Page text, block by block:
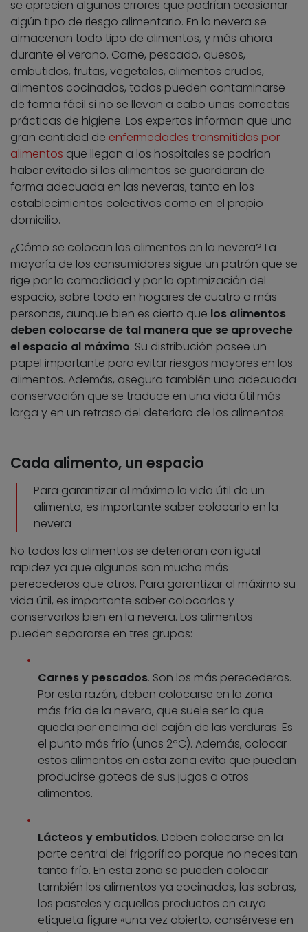
se aprecien algunos errores que podrían ocasionar
algún tipo de riesgo alimentario. En la nevera se
almacenan todo tipo de alimentos, y más ahora
durante el verano. Carne, pescado, quesos,
embutidos, frutas, vegetales, alimentos crudos,
alimentos cocinados, todos pueden contaminarse
de forma fácil si no se llevan a cabo unas correctas
prácticas de higiene. Los expertos informan que una
gran cantidad de enfermedades transmitidas por
alimentos que llegan a los hospitales se podrían
haber evitado si los alimentos se guardaran de
forma adecuada en las neveras, tanto en los
establecimientos colectivos como en el propio
domicilio.
¿Cómo se colocan los alimentos en la nevera? La
mayoría de los consumidores sigue un patrón que se
rige por la comodidad y por la optimización del
espacio, sobre todo en hogares de cuatro o más
personas, aunque bien es cierto que los alimentos
deben colocarse de tal manera que se aproveche
el espacio al máximo. Su distribución posee un
papel importante para evitar riesgos mayores en los
alimentos. Además, asegura también una adecuada
conservación que se traduce en una vida útil más
larga y en un retraso del deterioro de los alimentos.
Cada alimento, un espacio
Para garantizar al máximo la vida útil de un
alimento, es importante saber colocarlo en la
nevera
No todos los alimentos se deterioran con igual
rapidez ya que algunos son mucho más
perecederos que otros. Para garantizar al máximo su
vida útil, es importante saber colocarlos y
conservarlos bien en la nevera. Los alimentos
pueden separarse en tres grupos:
Carnes y pescados. Son los más perecederos.
Por esta razón, deben colocarse en la zona
más fría de la nevera, que suele ser la que
queda por encima del cajón de las verduras. Es
el punto más frío (unos 2ºC). Además, colocar
estos alimentos en esta zona evita que puedan
producirse goteos de sus jugos a otros
alimentos.
Lácteos y embutidos. Deben colocarse en la
parte central del frigorífico porque no necesitan
tanto frío. En esta zona se pueden colocar
también los alimentos ya cocinados, las sobras,
los pasteles y aquellos productos en cuya
etiqueta figure «una vez abierto, consérvese en